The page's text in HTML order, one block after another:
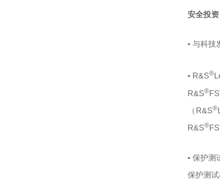
安全投资
• 与科技
• R&S®
R&S®
（R&S®
R&S®
• 保护测
保护测